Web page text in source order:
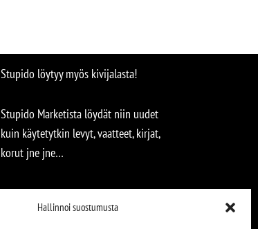
Hallinnoi suostumusta
Stupido löytyy myös kivijalasta!
Stupido Marketista löydät niin uudet
kuin käytetytkin levyt, vaatteet, kirjat,
korut jne jne…